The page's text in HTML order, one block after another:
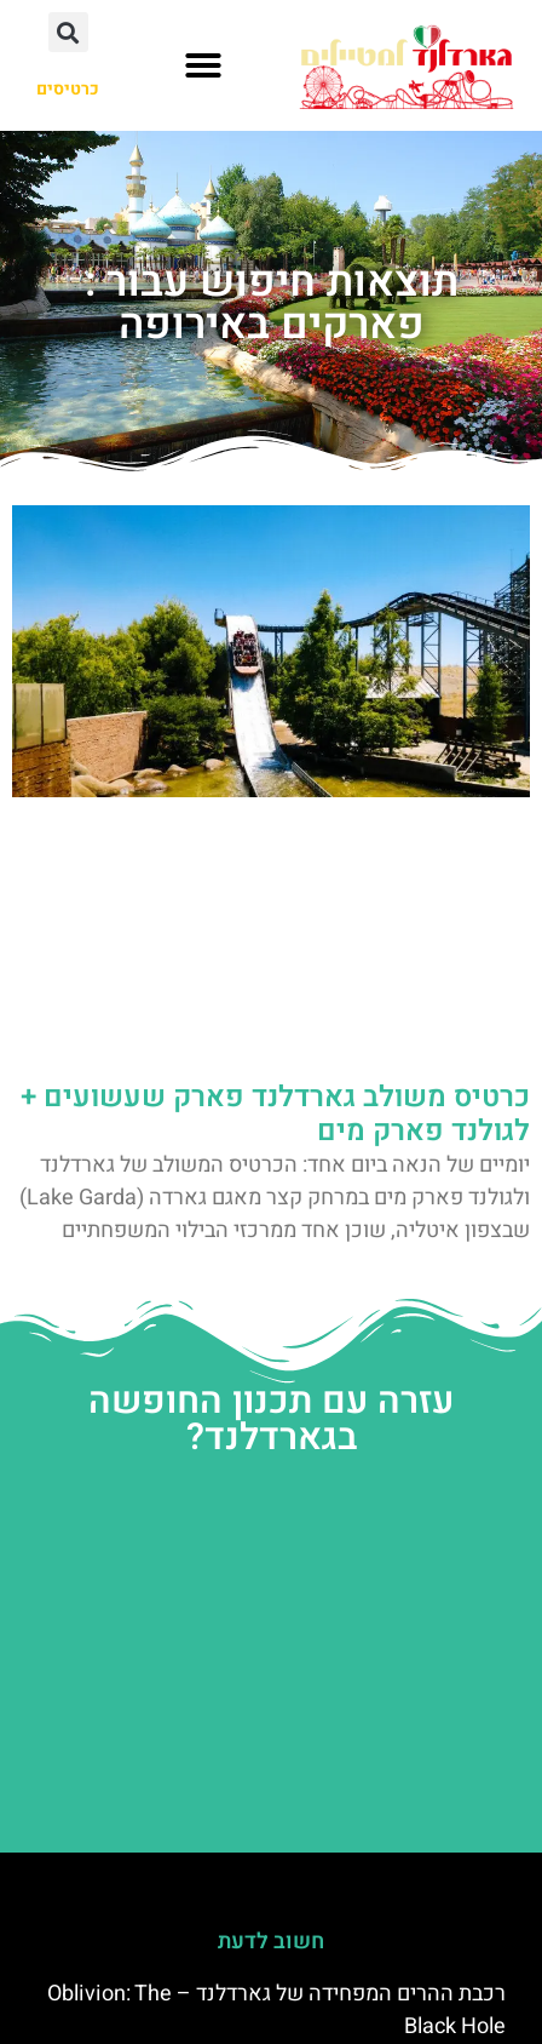
כרטיסים
תוצאות חיפוש עבור :
פארקים באירופה
כרטיס משולב גארדלנד פארק שעשועים +
לגולנד פארק מים
יומיים של הנאה ביום אחד: הכרטיס המשולב של גארדלנד
ולגולנד פארק מים במרחק קצר מאגם גארדה (Lake Garda)
שבצפון איטליה, שוכן אחד ממרכזי הבילוי המשפחתיים
עזרה עם תכנון החופשה
בגארדלנד?
חשוב לדעת
רכבת ההרים המפחידה של גארדלנד – Oblivion: The
Black Hole